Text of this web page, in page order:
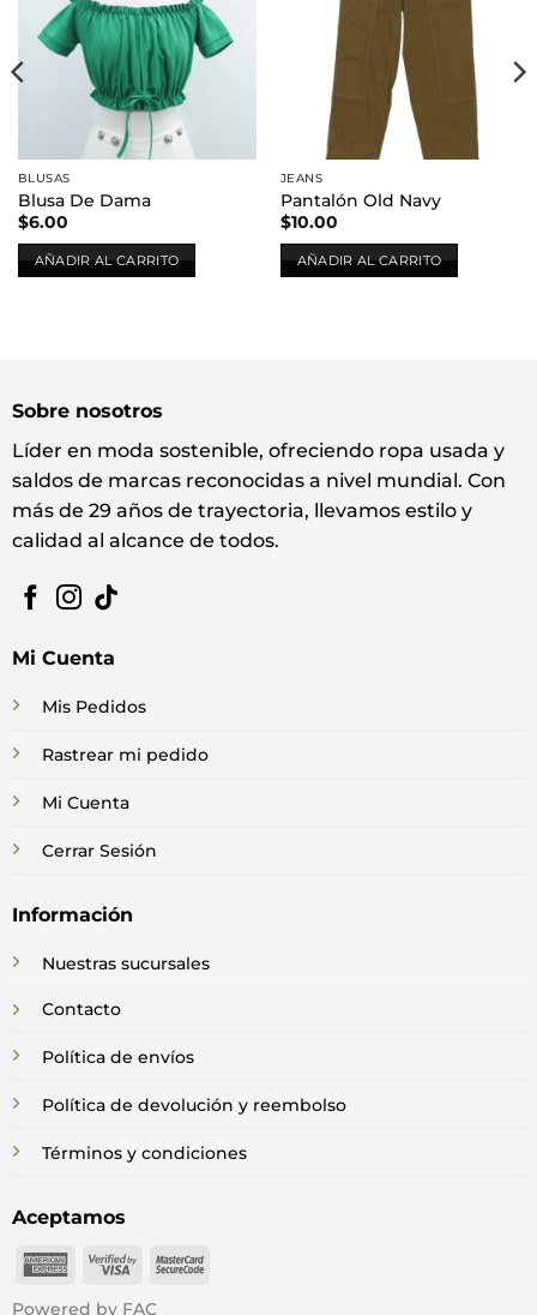
lista de
deseos
BLUSAS
Blusa De Dama
$6.00
AÑADIR AL CARRITO
lista de
deseos
JEANS
Pantalón Old Navy
$10.00
AÑADIR AL CARRITO
Sobre nosotros
Líder en moda sostenible, ofreciendo ropa usada y
saldos de marcas reconocidas a nivel mundial. Con
más de 29 años de trayectoria, llevamos estilo y
calidad al alcance de todos.
Mi Cuenta
Mis Pedidos
Rastrear mi pedido
Mi Cuenta
Cerrar Sesión
Información
Nuestras sucursales
Contacto
Política de envíos
Política de devolución y reembolso
Términos y condiciones
Aceptamos
American
Visa
MasterCard
Powered by FAC